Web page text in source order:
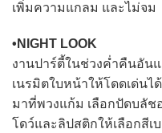
เพิ่มความแกลม และไม่จม
•NIGHT LOOK
งานปาร์ตี้ในช่วงค่ำคืนอัน
เนรมิตใบหน้าให้โดดเด่นไ
มาที่พวงแก้ม เลือกปัดบลัช
โดว์และลิปสติกให้เลือกสีเ